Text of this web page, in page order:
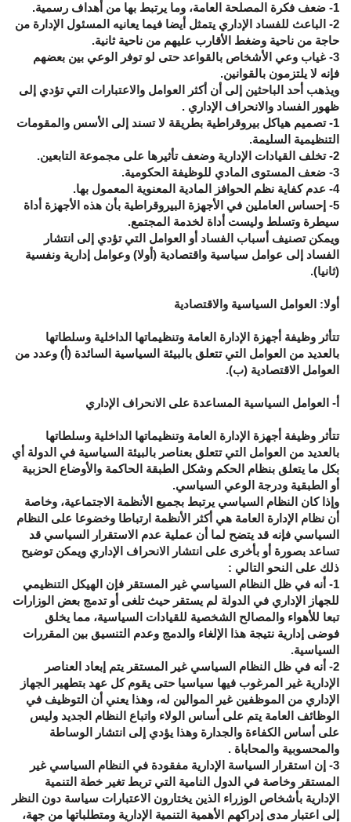
1- ضعف فكرة المصلحة العامة، وما يرتبط بها من أهداف رسمية.
2- الباعث للفساد الإداري يتمثل أيضا فيما يعانيه المسئول الإدارة من
حاجة من ناحية وضغط الأقارب عليهم من ناحية ثانية.
3- غياب وعي الأشخاص بالقواعد حتى لو توفر الوعي بين بعضهم
فإنه لا يلتزمون بالقوانين.
ويذهب أحد الباحثين إلى أن أكثر العوامل والاعتبارات التي تؤدي إلى
ظهور الفساد والانحراف الإداري .
1- تصميم هياكل بيروقراطية بطريقة لا تسند إلى الأسس والمقومات
التنظيمية السليمة.
2- تخلف القيادات الإدارية وضعف تأثيرها على مجموعة التابعين.
3- ضعف المستوى المادي للوظيفة الحكومية.
4- عدم كفاية نظم الحوافز المادية المعنوية المعمول بها.
5- إحساس العاملين في الأجهزة البيروقراطية بأن هذه الأجهزة أداة
سيطرة وتسلط وليست أداة لخدمة المجتمع.
ويمكن تصنيف أسباب الفساد أو العوامل التي تؤدي إلى انتشار
الفساد إلى عوامل سياسية واقتصادية (أولا) وعوامل إدارية ونفسية
(ثانيا).
أولا: العوامل السياسية والاقتصادية
تتأثر وظيفة أجهزة الإدارة العامة وتنظيماتها الداخلية وسلطاتها
بالعديد من العوامل التي تتعلق بالبيئة السياسية السائدة (أ) وعدد من
العوامل الاقتصادية (ب).
أ- العوامل السياسية المساعدة على الانحراف الإداري
تتأثر وظيفة أجهزة الإدارة العامة وتنظيماتها الداخلية وسلطاتها
بالعديد من العوامل التي تتعلق بعناصر بالبيئة السياسية في الدولة أي
بكل ما يتعلق بنظام الحكم وشكل الطبقة الحاكمة والأوضاع الحزبية
أو الطبقية ودرجة الوعي السياسي.
وإذا كان النظام السياسي يرتبط بجميع الأنظمة الاجتماعية، وخاصة
أن نظام الإدارة العامة هي أكثر الأنظمة ارتباطا وخضوعا على النظام
السياسي فإنه قد يتضح لما أن عملية عدم الاستقرار السياسي قد
تساعد بصورة أو بأخرى على انتشار الانحراف الإداري ويمكن توضيح
ذلك على النحو التالي :
1- أنه في ظل النظام السياسي غير المستقر فإن الهيكل التنظيمي
للجهاز الإداري في الدولة لم يستقر حيث تلغى أو تدمج بعض الوزارات
تبعا للأهواء والمصالح الشخصية للقيادات السياسية، مما يخلق
فوضى إدارية نتيجة هذا الإلغاء والدمج وعدم التنسيق بين المقررات
السياسية.
2- أنه في ظل النظام السياسي غير المستقر يتم إبعاد العناصر
الإدارية غير المرغوب فيها سياسيا حتى يقوم كل عهد بتطهير الجهاز
الإداري من الموظفين غير الموالين له، وهذا يعني أن التوظيف في
الوظائف العامة يتم على أساس الولاء واتباع النظام الجديد وليس
على أساس الكفاءة والجدارة وهذا يؤدي إلى انتشار الوساطة
والمحسوبية والمحاباة .
3- إن استقرار السياسة الإدارية مفقودة في النظام السياسي غير
المستقر وخاصة في الدول النامية التي تربط تغير خطة التنمية
الإدارية بأشخاص الوزراء الذين يختارون الاعتبارات سياسة دون النظر
إلى اعتبار مدى إدراكهم الأهمية التنمية الإدارية ومتطلباتها من جهة،